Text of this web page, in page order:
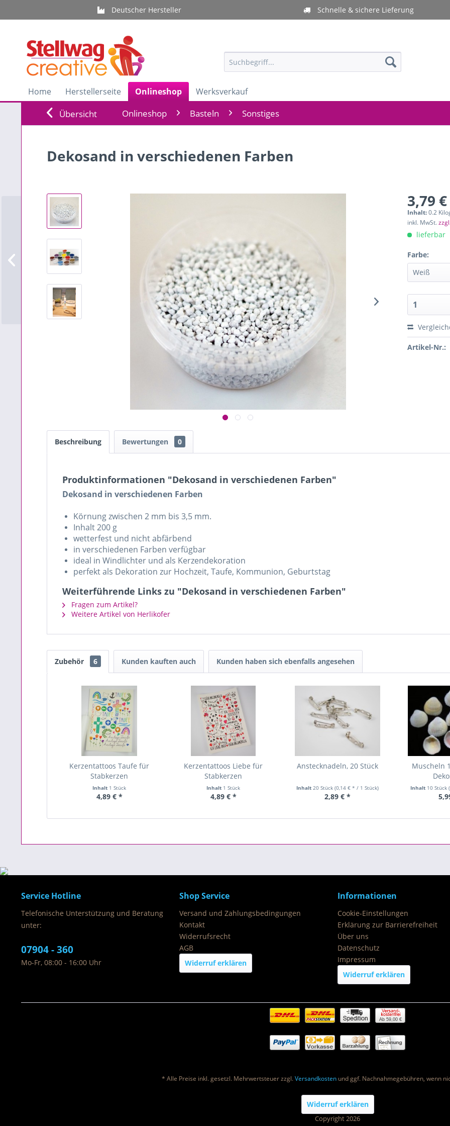
Deutscher Hersteller Schnelle & sichere Lieferung
Home Herstellerseite Onlineshop Werksverkauf
Übersicht Onlineshop Basteln Sonstiges
Dekosand in verschiedenen Farben
3,79
Inhalt:0.2
inkl. MwSt.
lieferbar
Farbe:
Artikel-Nr.:
Beschreibung Bewertungen 0
Produktinformationen "Dekosand in verschiedenen Farben"
Dekosand in verschiedenen Farben
Körnung zwischen 2 mm bis 3,5 mm.
Inhalt 200 g
wetterfest und nicht abfärbend
in verschiedenen Farben verfügbar
ideal in Windlichter und als Kerzendekoration
perfekt als Dekoration zur Hochzeit, Taufe, Kommunion, Geburtstag
Weiterführende Links zu "Dekosand in verschiedenen Farben"
Fragen zum Artikel?
Weitere Artikel von Herlikofer
Zubehör 6 Kunden kauften auch Kunden haben sich ebenfalls angesehen
Kerzentattoos Taufe für
Stabkerzen
Inhalt 1 Stück
4,89 € *
Kerzentattoos Liebe für
Stabkerzen
Inhalt 1 Stück
4,89 € *
Anstecknadeln, 20 Stück
Inhalt 20 Stück (0,14 € * / 1 Stück)
2,89 € *
Muscheln
Inhalt 10 Stück
Service Hotline
Telefonische Unterstützung und Beratung
unter:
07904 - 360
Mo-Fr, 08:00 - 16:00 Uhr
Shop Service
Versand und Zahlungsbedingungen
Kontakt
Widerrufsrecht
AGB
Widerruf erklären
Informationen
Cookie-Einstellungen
Erklärung zur Barrierefreiheit
Über uns
Datenschutz
Impressum
Widerruf erklären
Ab 59,00 €
* Alle Preise inkl. gesetzl. Mehrwertsteuer zzgl.Versandkostenund ggf. Nachnahmegebühren, wenn
Widerruf erklären
Copyright 2026